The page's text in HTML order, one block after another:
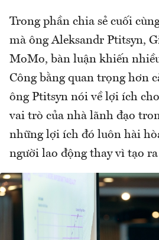
Trong phần chia sẻ cuối
mà ông Aleksandr Ptitsyn,
MoMo, bàn luận khiến
Công bằng quan trọng hơn
ông Ptitsyn nói về lợi ích
vai trò của nhà lãnh đạo
những lợi ích đó luôn hài
người lao động thay vì tạo